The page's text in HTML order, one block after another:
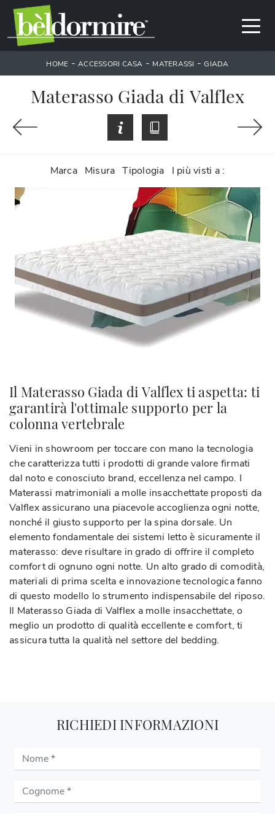
HOME -ACCESSORI CASA - MATERASSI -GIADA
Materasso Giada di Valflex
Marca Misura Tipologia I più visti a :
Il Materasso Giada di Valflex ti aspetta: ti
garantirà l'ottimale supporto per la
colonna vertebrale
Vieni in showroom per toccare con mano la tecnologia
che caratterizza tutti i prodotti di grande valore firmati
dal noto e conosciuto brand, eccellenza nel campo. I
Materassi matrimoniali a molle insacchettate proposti da
Valflex assicurano una piacevole accoglienza ogni notte,
nonché il giusto supporto per la spina dorsale. Un
elemento fondamentale dei sistemi letto è sicuramente il
materasso: deve risultare in grado di offrire il completo
comfort di ognuno ogni notte. Un alto grado di comodità,
materiali di prima scelta e innovazione tecnologica fanno
di questo modello lo strumento indispensabile del riposo.
Il Materasso Giada di Valflex a molle insacchettate, o
meglio un prodotto di qualità eccellente e comfort, ti
assicura tutta la qualità nel settore del bedding.
RICHIEDI INFORMAZIONI